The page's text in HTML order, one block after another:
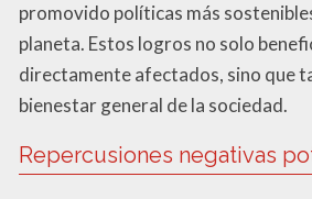
promovido políticas más
planeta. Estos logros no solo
directamente afectados, sino que
bienestar general de la sociedad.
Repercusiones negativas